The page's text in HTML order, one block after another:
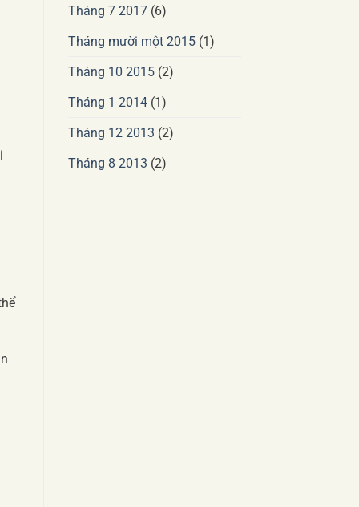
Tháng 7 2017(6)
Tháng mười một 2015(1)
Tháng 10 2015(2)
Tháng 1 2014(1)
Tháng 12 2013 (2)
Tháng 8 2013 (2)